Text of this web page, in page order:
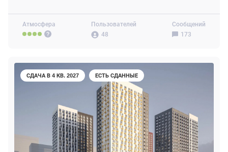
Атмосфера
Пользователей
48
Сообщений
173
СДАЧА В 4 КВ. 2027 ЕСТЬ СДАННЫЕ